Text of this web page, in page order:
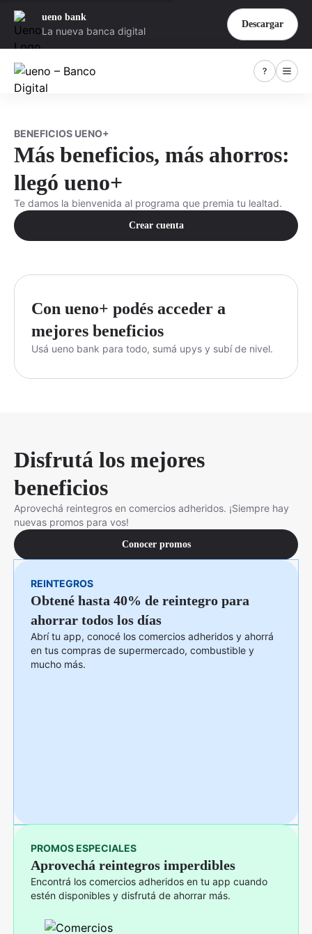
ueno bank
La nueva banca digital
Descargar
BENEFICIOS UENO+
Más beneficios, más ahorros:
llegó ueno+
Te damos la bienvenida al programa que premia tu lealtad.
Crear cuenta
Con ueno+ podés acceder a
mejores beneficios
Usá ueno bank para todo, sumá upys y subí de nivel.
Disfrutá los mejores
beneficios
Aprovechá reintegros en comercios adheridos. ¡Siempre hay
nuevas promos para vos!
Conocer promos
REINTEGROS
Obtené hasta 40% de reintegro para
ahorrar todos los días
Abrí tu app, conocé los comercios adheridos y ahorrá
en tus compras de supermercado, combustible y
mucho más.
PROMOS ESPECIALES
Aprovechá reintegros imperdibles
Encontrá los comercios adheridos en tu app cuando
estén disponibles y disfrutá de ahorrar más.